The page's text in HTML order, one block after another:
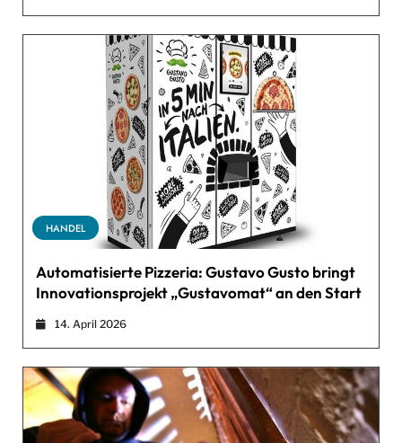
HANDEL
Automatisierte Pizzeria: Gustavo Gusto bringt
Innovationsprojekt „Gustavomat“ an den Start
14. April 2026